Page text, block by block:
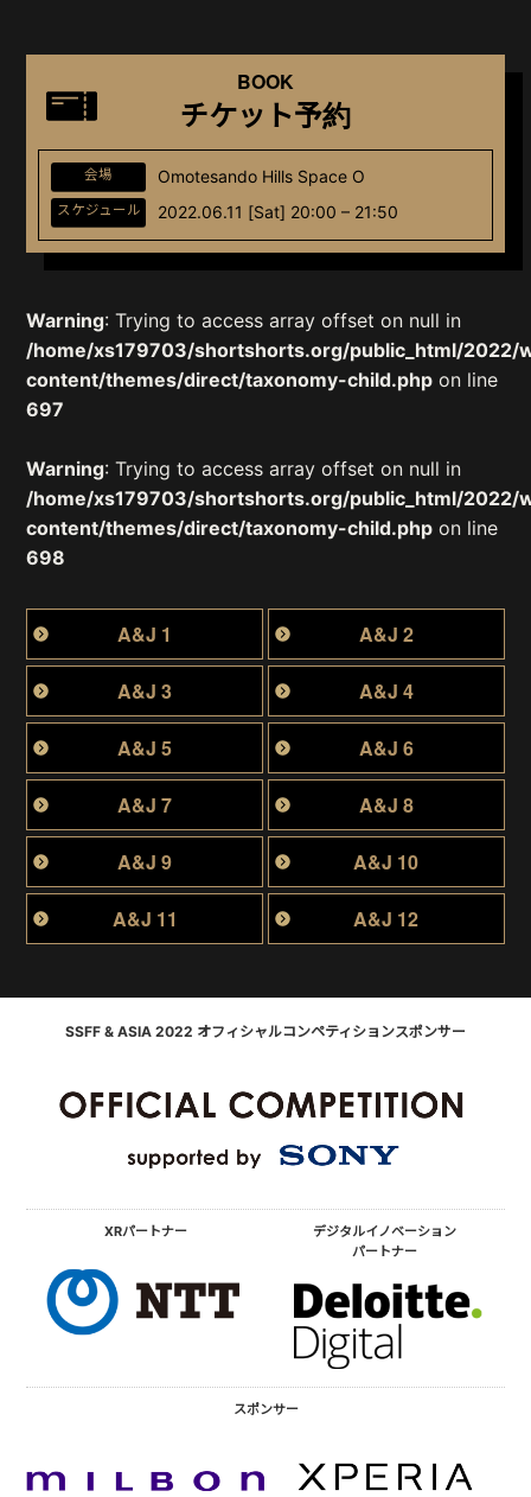
BOOK
チケット予約
会場 Omotesando Hills Space O
スケジュール 2022.06.11 [Sat] 20:00 – 21:50
Warning: Trying to access array offset on null in
/home/xs179703/shortshorts.org/public_html/2022/
content/themes/direct/taxonomy-child.php on line
697
Warning: Trying to access array offset on null in
/home/xs179703/shortshorts.org/public_html/2022/
content/themes/direct/taxonomy-child.php on line
698
A&J 1 A&J 2
A&J 3 A&J 4
A&J 5 A&J 6
A&J 7 A&J 8
A&J 9 A&J 10
A&J 11 A&J 12
SSFF & ASIA 2022 オフィシャルコンペティションスポンサー
XRパートナー
デジタルイノベーション
パートナー
スポンサー